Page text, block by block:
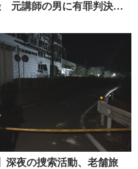
元講師の男に有罪判決
深夜の捜索活動、老舗旅